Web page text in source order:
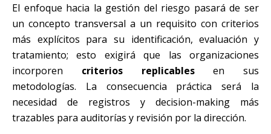
El enfoque hacia la gestión del riesgo pasará de ser
un concepto transversal a un requisito con criterios
más explícitos para su identificación, evaluación y
tratamiento; esto exigirá que las organizaciones
incorporen criterios replicablesen sus
metodologías. La consecuencia práctica será la
necesidad de registros y decision-making más
trazables para auditorías y revisión por la dirección.